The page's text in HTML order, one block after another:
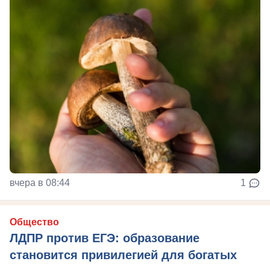
вчера в 08:44 1
Общество
ЛДПР против ЕГЭ: образование
становится привилегией для богатых